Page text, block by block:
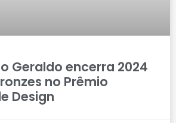
Geraldo encerra 2024
no Prêmio
Design